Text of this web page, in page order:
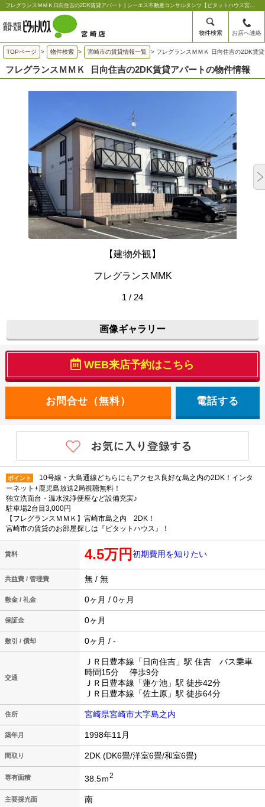
フレグランスＭＭＫ日向住吉の2DK賃貸アパート | シーエス不動産コンサルタンツ【ピタットハウス宮崎店】
物件検索 お店へ連絡
TOPページ > 物件検索 > 宮崎市の賃貸情報一覧 > フレグランスＭＭＫ 日向住吉の2DK賃
フレグランスＭＭＫ 日向住吉の2DK賃貸アパートの物件情報
【建物外観】
フレグランスMMK
1 / 24
画像ギャラリー
WEB来店予約はこちら
電話する
ポイント
10号線・大島通線どちらにもアクセス良好な島之内の2DK！インタ
ーネット+鹿児島放送2局視聴無料！
独立洗面台・温水洗浄便座など設備充実♪
駐車場2台目3,000円
【フレグランスＭＭＫ】宮崎市島之内 2DK！
宮崎市の賃貸のお部屋探しは『ピタットハウス』！
賃料 4.5万円 初期費用を知りたい
共益費 / 管理費 無 / 無
敷金 / 礼金 0ヶ月 / 0ヶ月
保証金 0ヶ月
敷引 / 償却 0ヶ月 / -
交通
ＪＲ日豊本線「日向住吉」駅 住吉 バス乗車
時間15分 停歩9分
ＪＲ日豊本線「蓮ケ池」駅 徒歩42分
ＪＲ日豊本線「佐土原」駅 徒歩64分
住所 宮崎県宮崎市大字島之内
築年月 1998年11月
間取り 2DK (DK6畳/洋室6畳/和室6畳)
専有面積 38.5ｍ2
主要採光面 南